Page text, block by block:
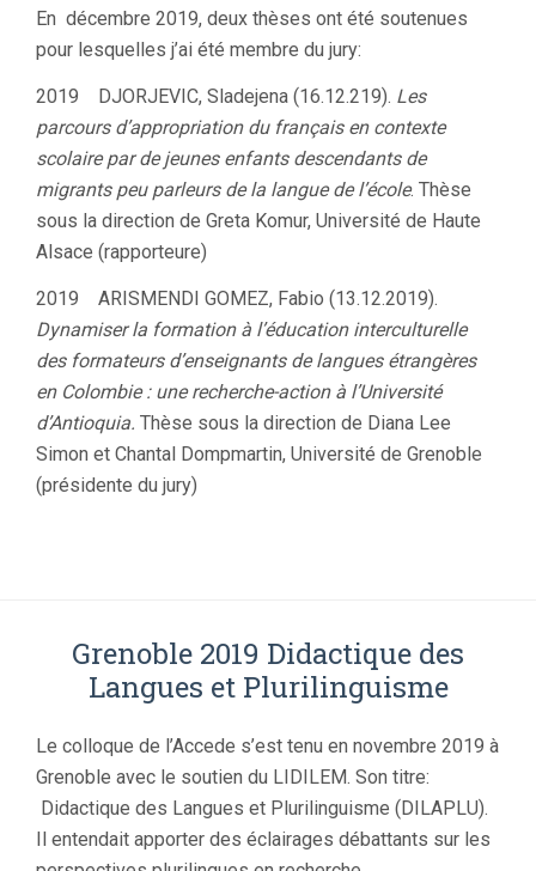
En décembre 2019, deux thèses ont été soutenues
pour lesquelles j’ai été membre du jury:
2019 DJORJEVIC, Sladejena (16.12.219). Les
parcours d’appropriation du français en contexte
scolaire par de jeunes enfants descendants de
migrants peu parleurs de la langue de l’école. Thèse
sous la direction de Greta Komur, Université de Haute
Alsace (rapporteure)
2019 ARISMENDI GOMEZ, Fabio (13.12.2019).
Dynamiser la formation à l’éducation interculturelle
des formateurs d’enseignants de langues étrangères
en Colombie : une recherche-action à l’Université
d’Antioquia. Thèse sous la direction de Diana Lee
Simon et Chantal Dompmartin, Université de Grenoble
(présidente du jury)
Grenoble 2019 Didactique des
Langues et Plurilinguisme
Le colloque de l’Accede s’est tenu en novembre 2019 à
Grenoble avec le soutien du LIDILEM. Son titre:
Didactique des Langues et Plurilinguisme (DILAPLU).
Il entendait apporter des éclairages débattants sur les